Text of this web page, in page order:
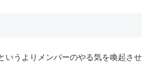
いうよりメンバーのやる気を喚起させ